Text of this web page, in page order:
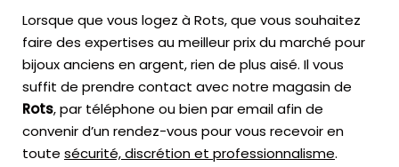
Lorsque que vous logez à Rots, que vous souhaitez
faire des expertises au meilleur prix du marché pour
bijoux anciens en argent, rien de plus aisé. Il vous
suffit de prendre contact avec notre magasin de
Rots, par téléphone ou bien par email afin de
convenir d’un rendez-vous pour vous recevoir en
toute sécurité, discrétion et professionnalisme.